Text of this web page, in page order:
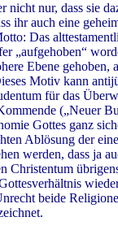
nicht nur, dass sie
ihr auch eine
Das
„aufgehoben“
Ebene gehoben,
Motiv kann
für das
(„Neuer
Gottes ganz
Ablösung der
werden, dass ja
Christentum
beide